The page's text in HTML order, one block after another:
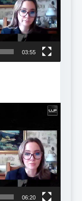
03:55
06:20